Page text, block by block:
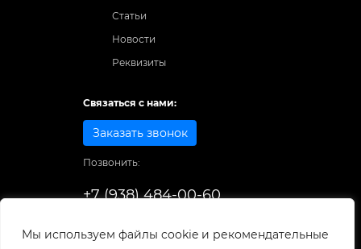
Мы используем файлы cookie и рекомендательные
Статьи
Новости
Реквизиты
Связаться с нами:
Заказать звонок
Позвонить:
+7 (938) 484-00-60